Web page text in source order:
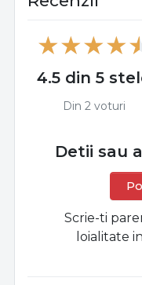
4.5 din 5
Din 2 voturi
Detii sau
Scrie-ti
loialitate